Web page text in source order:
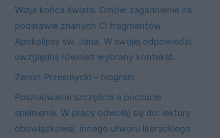
Wizja końca świata. Omów zagadnienie na
podstawie znanych Ci fragmentów
Apokalipsy św. Jana. W swojej odpowiedzi
uwzględnij również wybrany kontekst.
Zenon Przesmycki – biogram
Poszukiwanie szczęścia a poczucie
spełnienia. W pracy odwołaj się do: lektury
obowiązkowej, innego utworu literackiego